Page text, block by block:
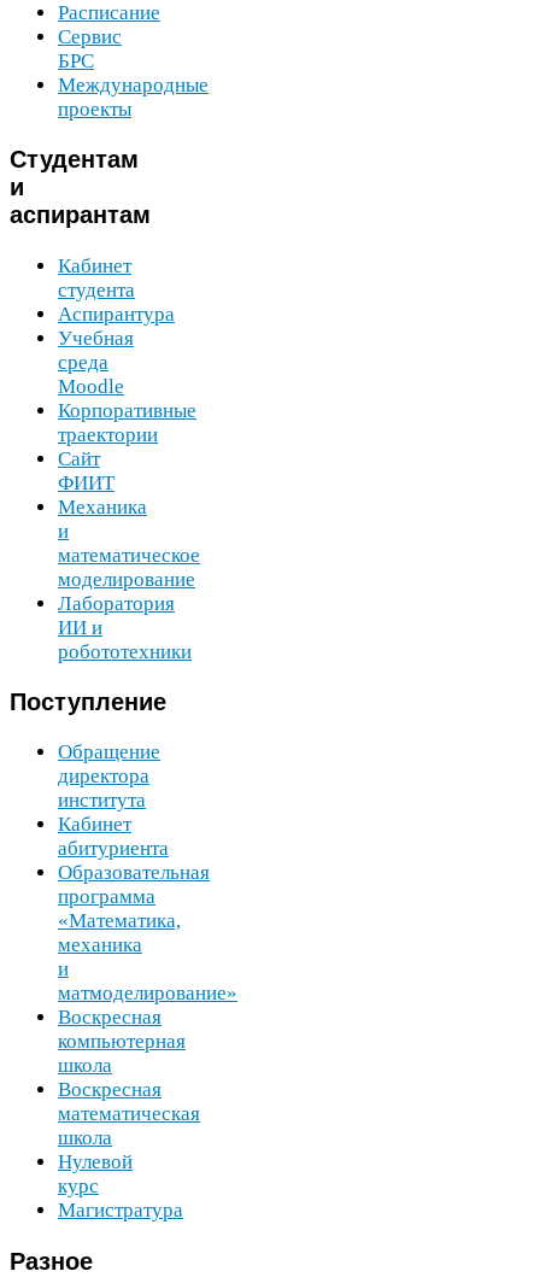
Расписание
Сервис
БРС
Международные
проекты
Студентам
и
аспирантам
Кабинет
студента
Аспирантура
Учебная
среда
Moodle
Корпоративные
траектории
Сайт
ФИИТ
Механика
и
математическое
моделирование
Лаборатория
ИИ и
робототехники
Поступление
Обращение
директора
института
Кабинет
абитуриента
Образовательная
программа
«Математика,
механика
и
матмоделирование»
Воскресная
компьютерная
школа
Воскресная
математическая
школа
Нулевой
курс
Магистратура
Разное